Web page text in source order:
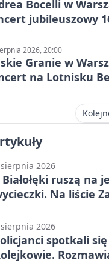
Bocelli w
jubileuszowy
2026, 20:00
Granie w
na Lotnisku
2026
Białołęki ruszą na
Na liście
2026
spotkali